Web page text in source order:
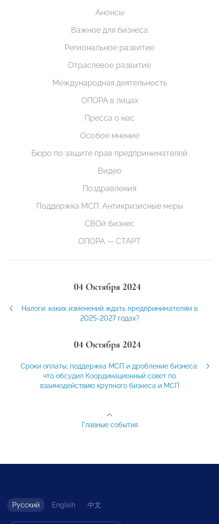
Анонсы
Важное для бизнеса
Региональное развитие
Отраслевое развитие
Международная деятельность
ОПОРА в лицах
Пресса о нас
Особое мнение
Бюро по защите прав предпринимателей
Видео
Поздравления
Поддержка МСП. Антикризисные меры
СВОй бизнес
ОПОРА — СТАРТ
04 Октября 2024
Налоги: каких изменений ждать предпринимателям в
2025-2027 годах?
04 Октября 2024
Сроки оплаты, поддержка МСП и дробление бизнеса:
что обсудил Координационный совет по
взаимодействию крупного бизнеса и МСП
Главные события
Русский English 中文